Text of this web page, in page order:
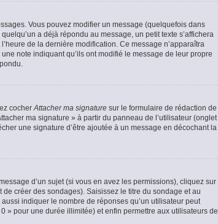
Vous pouvez modifier un message (quelquefois dans
a déjà répondu au message, un petit texte s’affichera
de la dernière modification. Ce message n’apparaîtra
note indiquant qu’ils ont modifié le message de leur propre
cocherAttacher ma signature sur le formulaire de rédaction de
ma signature » à partir du panneau de l’utilisateur (onglet
une signature d’être ajoutée à un message en décochant la
d’un sujet (si vous en avez les permissions), cliquez sur
créer des sondages). Saisissez le titre du sondage et au
indiquer le nombre de réponses qu’un utilisateur peut
» pour une durée illimitée) et enfin permettre aux utilisateurs de